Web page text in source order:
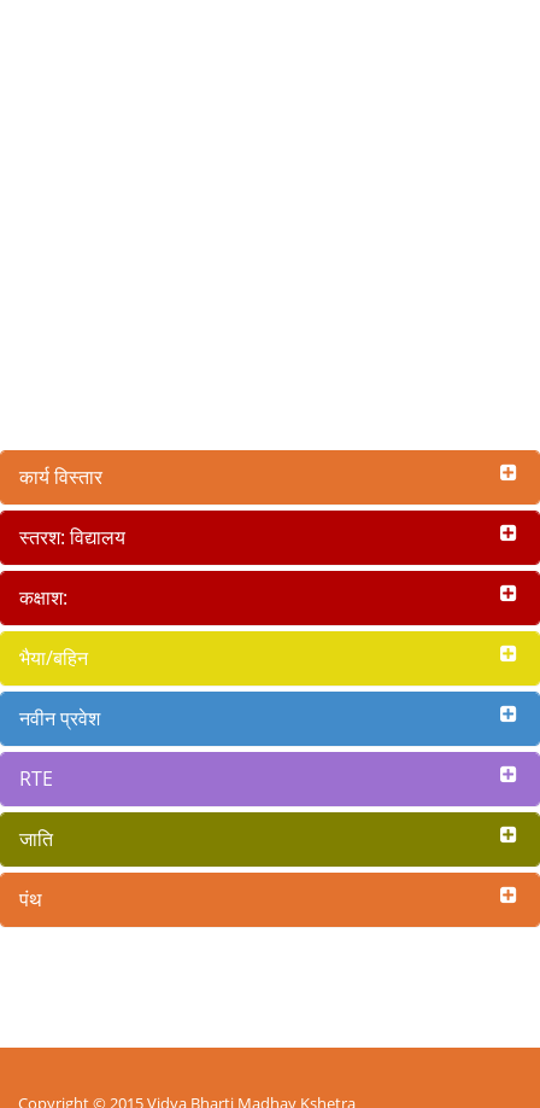
कार्य विस्तार
स्तरश: विद्यालय
कक्षाश:
भैया/बहिन
नवीन प्रवेश
RTE
जाति
पंथ
Copyright © 2015 Vidya Bharti Madhay Kshetra